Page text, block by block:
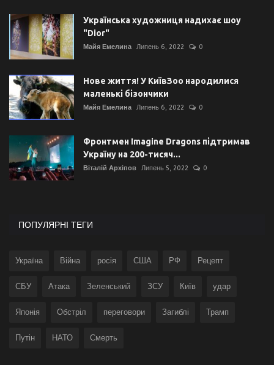
Українська художниця надихає шоу
"Dior"
Майя Емелина Липень 6, 2022 0
Нове життя! У КиївЗоо народилися
маленькі бізончики
Майя Емелина Липень 6, 2022 0
Фронтмен Imagine Dragons підтримав
Україну на 200-тисяч...
Віталій Архіпов Липень 5, 2022 0
ПОПУЛЯРНІ ТЕГИ
Україна Війна росія США РФ Рецепт
СБУ Атака Зеленський ЗСУ Київ удар
Японія Обстріл переговори Загиблі Трамп
Путін НАТО Смерть